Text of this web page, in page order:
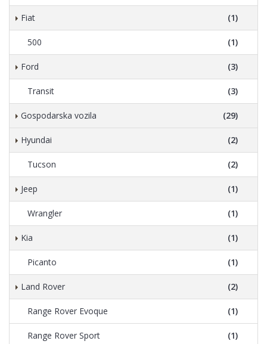
Fiat (1)
500 (1)
Ford (3)
Transit (3)
Gospodarska vozila (29)
Hyundai (2)
Tucson (2)
Jeep (1)
Wrangler (1)
Kia (1)
Picanto (1)
Land Rover (2)
Range Rover Evoque (1)
Range Rover Sport (1)